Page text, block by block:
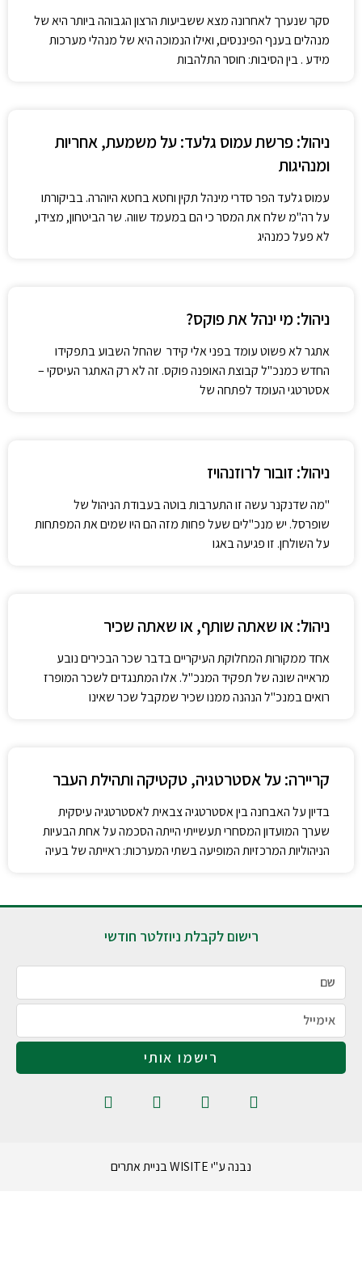
סקר שנערך לאחרונה מצא ששביעות הרצון הגבוהה ביותר היא של
מנהלים בענף הפיננסים, ואילו הנמוכה היא של מנהלי מערכות
מידע . בין הסיבות: חוסר התלהבות
ניהול: פרשת עמוס גלעד: על משמעת, אחריות
ומנהיגות
עמוס גלעד הפר סדרי מינהל תקין וחטא בחטא היוהרה. בביקורתו
על רה"מ שלח את המסר כי הם במעמד שווה. שר הביטחון, מצידו,
לא פעל כמנהיג
ניהול: מי ינהל את פוקס?
אתגר לא פשוט עומד בפני אלי קידר שהחל השבוע בתפקידו
החדש כמנכ"ל קבוצת האופנה פוקס. זה לא רק האתגר העיסקי –
אסטרטגי העומד לפתחה של
ניהול: זובור לרוזנהויז
"מה שדנקנר עשה זו התערבות בוטה בעבודת הניהול של
שופרסל. יש מנכ"לים שעל פחות מזה הם היו שמים את המפתחות
על השולחן. זו פגיעה באגו
ניהול: או שאתה שותף, או שאתה שכיר
אחד ממקורות המחלוקת העיקריים בדבר שכר הבכירים נובע
מראייה שונה של תפקיד המנכ"ל. אלו המתנגדים לשכר המופרז
רואים במנכ"ל הנהנה ממנו שכיר שמקבל שכר שאינו
קריירה: על אסטרטגיה, טקטיקה ותהילת העבר
בדיון על האבחנה בין אסטרטגיה צבאית לאסטרטגיה עיסקית
שערך המועדון המסחרי תעשייתי הייתה הסכמה על אחת הבעיות
הניהוליות המרכזיות המופיעה בשתי המערכות: ראייתה של בעיה
רישום לקבלת ניוזלטר חודשי
רישמו אותי
נבנה ע"י WISITE בניית אתרים